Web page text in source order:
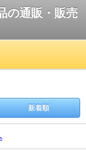
の通販・販売
新着順